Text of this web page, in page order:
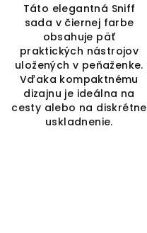
Táto elegantná Sniff
sada v čiernej farbe
obsahuje päť
praktických nástrojov
uložených v peňaženke.
Vďaka kompaktnému
dizajnu je ideálna na
cesty alebo na diskrétne
uskladnenie.